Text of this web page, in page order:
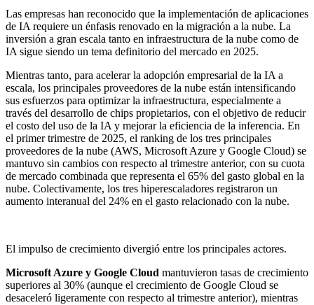
Las empresas han reconocido que la implementación de aplicaciones
de IA requiere un énfasis renovado en la migración a la nube. La
inversión a gran escala tanto en infraestructura de la nube como de
IA sigue siendo un tema definitorio del mercado en 2025.
Mientras tanto, para acelerar la adopción empresarial de la IA a
escala, los principales proveedores de la nube están intensificando
sus esfuerzos para optimizar la infraestructura, especialmente a
través del desarrollo de chips propietarios, con el objetivo de reducir
el costo del uso de la IA y mejorar la eficiencia de la inferencia. En
el primer trimestre de 2025, el ranking de los tres principales
proveedores de la nube (AWS, Microsoft Azure y Google Cloud) se
mantuvo sin cambios con respecto al trimestre anterior, con su cuota
de mercado combinada que representa el 65% del gasto global en la
nube. Colectivamente, los tres hiperescaladores registraron un
aumento interanual del 24% en el gasto relacionado con la nube.
El impulso de crecimiento divergió entre los principales actores.
Microsoft Azure y Google Cloud mantuvieron tasas de crecimiento
superiores al 30% (aunque el crecimiento de Google Cloud se
desaceleró ligeramente con respecto al trimestre anterior), mientras